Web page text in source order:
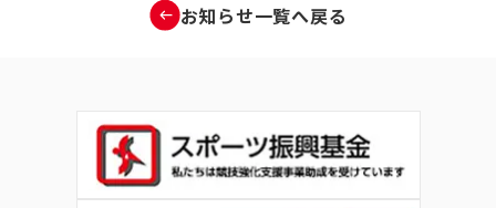
お知らせ一覧へ戻る